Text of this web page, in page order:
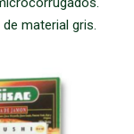
material gris.